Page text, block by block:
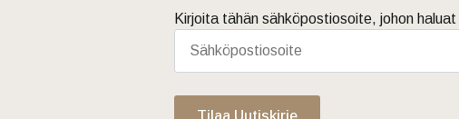
Kirjoita tähän sähköpostiosoite, johon
Tilaa Uutiskirje